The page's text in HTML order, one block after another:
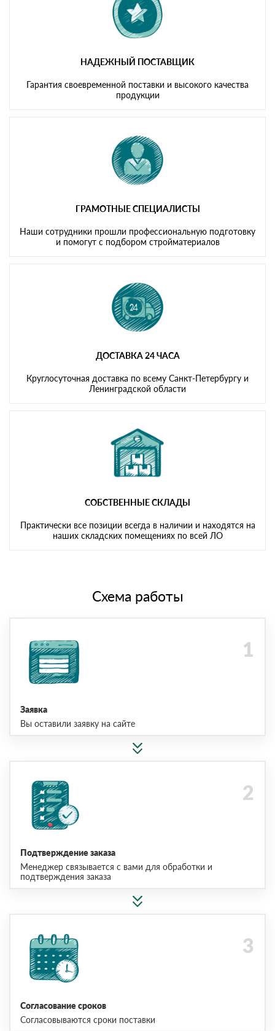
НАДЕЖНЫЙ ПОСТАВЩИК
Гарантия своевременной поставки и высокого качества
продукции
ГРАМОТНЫЕ СПЕЦИАЛИСТЫ
Наши сотрудники прошли профессиональную подготовку
и помогут с подбором стройматериалов
ДОСТАВКА 24 ЧАСА
Круглосуточная доставка по всему Санкт-Петербургу и
Ленинградской области
СОБСТВЕННЫЕ СКЛАДЫ
Практически все позиции всегда в наличии и находятся на
наших складских помещениях по всей ЛО
Схема работы
Заявка
Вы оставили заявку на сайте
Подтверждение заказа
Менеджер связывается с вами для обработки и
подтверждения заказа
Согласование сроков
Согласовываются сроки поставки